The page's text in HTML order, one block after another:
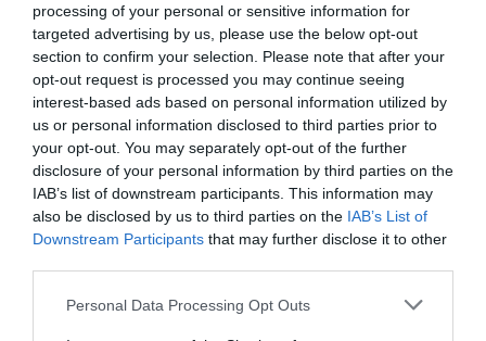
processing of your personal or sensitive information for
targeted advertising by us, please use the below opt-out
section to confirm your selection. Please note that after your
opt-out request is processed you may continue seeing
interest-based ads based on personal information utilized by
us or personal information disclosed to third parties prior to
your opt-out. You may separately opt-out of the further
disclosure of your personal information by third parties on the
IAB’s list of downstream participants. This information may
also be disclosed by us to third parties on the IAB’s List of
Downstream Participants that may further disclose it to other
Please note that this website/app uses one or more Google
Personal Data Processing Opt Outs
«Ανοίγει» νέος κύκλος καταθέσεων
01.04.2026 - 21:30